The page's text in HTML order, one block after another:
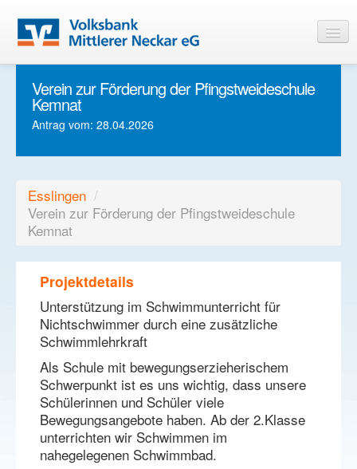
Startseite
Informationen
Login
Verein zur Förderung der Pfingstweideschule
Kemnat
Antrag vom: 28.04.2026
Esslingen /
Verein zur Förderung der Pfingstweideschule
Kemnat
Projektdetails
Unterstützung im Schwimmunterricht für
Nichtschwimmer durch eine zusätzliche
Schwimmlehrkraft
Als Schule mit bewegungserzieherischem
Schwerpunkt ist es uns wichtig, dass unsere
Schülerinnen und Schüler viele
Bewegungsangebote haben. Ab der 2.Klasse
unterrichten wir Schwimmen im
nahegelegenen Schwimmbad.